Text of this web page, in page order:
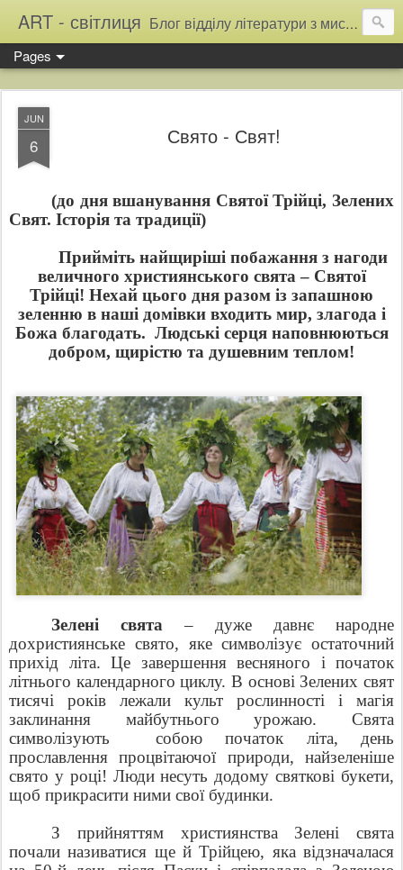
ART - світлиця Блог відділу літератури з мистецтва Тернопільської обласної універсальної наукової бібліотеки
Pages
JUN
6 Свято - Свят!
(до дня вшанування Святої Трійці, Зелених
Свят. Історія та традиції)
Прийміть найщиріші побажання з нагоди
величного християнського свята – Святої
Трійці! Нехай цього дня разом із запашною
зеленню в наші домівки входить мир, злагода і
Божа благодать. Людські серця наповнюються
добром, щирістю та душевним теплом!
Зелені свята– дуже давнє народне
дохристиянське свято, яке символізує остаточний
прихід літа. Це завершення весняного і початок
літнього календарного циклу. В основі Зелених свят
тисячі років лежали культ рослинності і магія
заклинання майбутнього урожаю. Свята
символізують собою початок літа, день
прославлення процвітаючої природи, найзеленіше
свято у році! Люди несуть додому святкові букети,
щоб прикрасити ними свої будинки.
З прийняттям християнства Зелені свята
почали називатися ще й Трійцею, яка відзначалася